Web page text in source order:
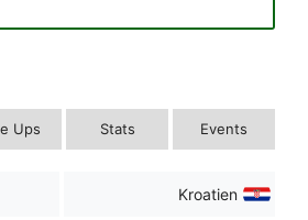
Ups Stats Events
Kroatien